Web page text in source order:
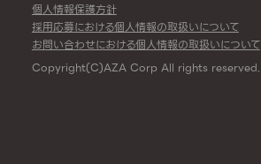
個人情報保護方針
採用応募における個人情報の取扱いについて
お問い合わせにおける個人情報の取扱いについて
Copyright(C)AZA Corp All rights reserved.